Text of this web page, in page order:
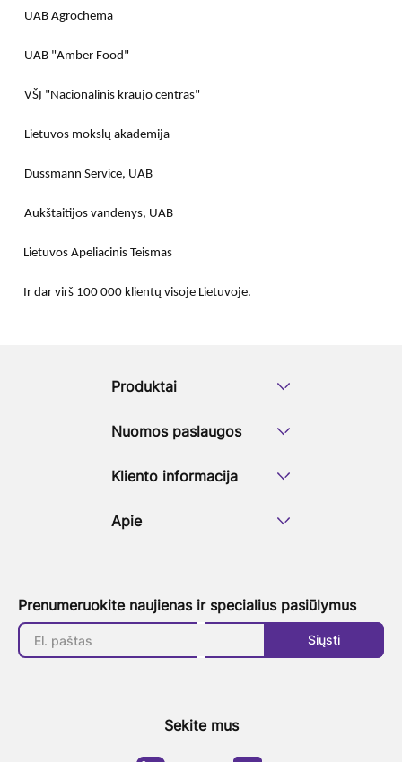
UAB Agrochema
UAB "Amber Food"
VŠĮ "Nacionalinis kraujo centras"
Lietuvos mokslų akademija
Dussmann Service, UAB
Aukštaitijos vandenys, UAB
Lietuvos Apeliacinis Teismas
Ir dar virš 100 000 klientų visoje Lietuvoje.
Produktai
Nuomos paslaugos
Kliento informacija
Apie
Prenumeruokite naujienas ir specialius pasiūlymus
Siųsti
Sekite mus